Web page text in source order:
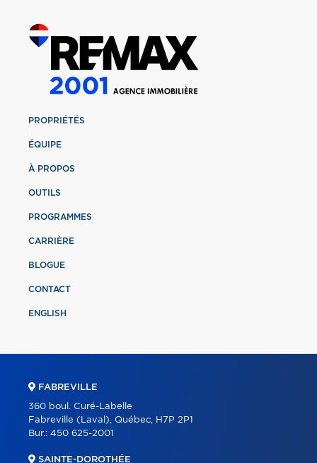
PROPRIÉTÉS
ÉQUIPE
À PROPOS
OUTILS
PROGRAMMES
CARRIÈRE
BLOGUE
CONTACT
ENGLISH
FABREVILLE
360 boul. Curé-Labelle
Fabreville (Laval), Québec, H7P 2P1
Bur.: 450 625-2001
SAINTE-DOROTHÉE